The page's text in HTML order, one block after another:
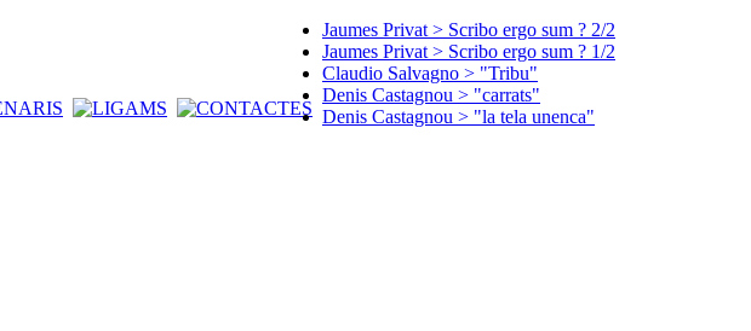
Jaumes Privat > Scribo ergo sum ? 2/2
Jaumes Privat > Scribo ergo sum ? 1/2
Claudio Salvagno > "Tribu"
Denis Castagnou > "carrats"
Denis Castagnou > "la tela unenca"